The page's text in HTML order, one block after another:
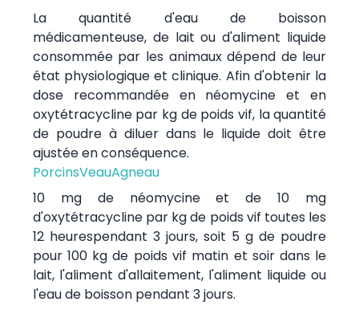
La quantité d'eau de boisson
médicamenteuse, de lait ou d'aliment liquide
consommée par les animaux dépend de leur
état physiologique et clinique. Afin d'obtenir la
dose recommandée en néomycine et en
oxytétracycline par kg de poids vif, la quantité
de poudre à diluer dans le liquide doit être
ajustée en conséquence.
PorcinsVeauAgneau
10 mg de néomycine et de 10 mg
d'oxytétracycline par kg de poids vif toutes les
12 heurespendant 3 jours, soit 5 g de poudre
pour 100 kg de poids vif matin et soir dans le
lait, l'aliment d'allaitement, l'aliment liquide ou
l'eau de boisson pendant 3 jours.